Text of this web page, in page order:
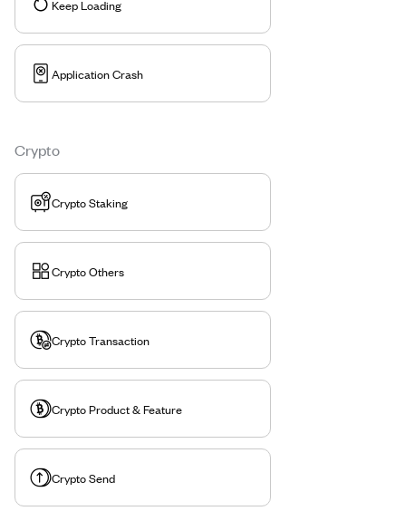
Keep Loading
Application Crash
Crypto
Crypto Staking
Crypto Others
Crypto Transaction
Crypto Product & Feature
Crypto Send